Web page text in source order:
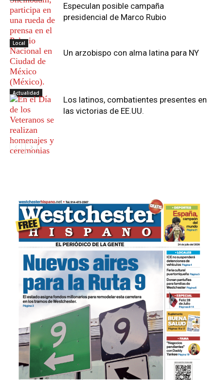
Actualidad
Especulan posible campaña
presidencial de Marco Rubio
Local
Un arzobispo con alma latina para NY
Actualidad
Los latinos, combatientes presentes en
las victorias de EE.UU.